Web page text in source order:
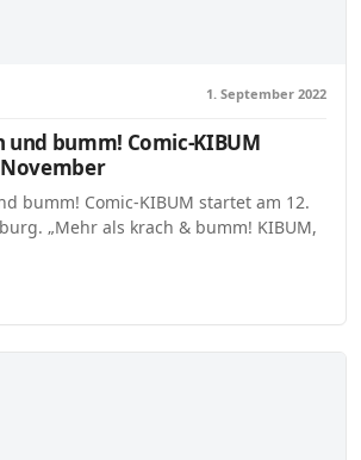
1. September 2022
und bumm! Comic-KIBUM
bumm! Comic-KIBUM startet am 12.
„Mehr als krach & bumm! KIBUM,